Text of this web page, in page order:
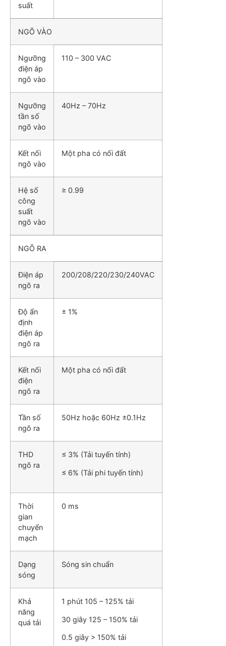
suất
NGÕ VÀO
Ngưỡng
điện áp
ngõ vào
110 – 300 VAC
Ngưỡng
tần số
ngõ vào
40Hz – 70Hz
Kết nối
ngõ vào
Một pha có nối đất
Hệ số
công
suất
ngõ vào
≥ 0.99
NGÕ RA
Điện áp
ngõ ra
200/208/220/230/240VAC
Độ ẩn
định
điện áp
ngõ ra
± 1%
Kết nối
điện
ngõ ra
Một pha có nối đất
Tần số
ngõ ra
50Hz hoặc 60Hz ±0.1Hz
THD
ngõ ra
≤ 3% (Tải tuyến tính)
≤ 6% (Tải phi tuyến tính)
Thời
gian
chuyển
mạch
0 ms
Dạng
sóng
Sóng sin chuẩn
Khả
năng
quá tải
1 phút 105 – 125% tải
30 giây 125 – 150% tải
0.5 giây > 150% tải